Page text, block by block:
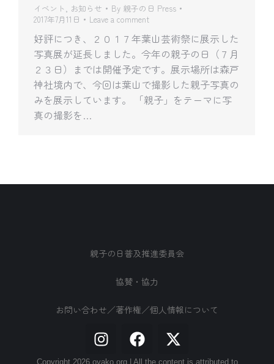
イベント , お知らせ By 親子の日 Press
2017年7月11日
Leave a comment
好評につき、２０１７年葉山芸術祭に展示した
写真展が延長しました。今年の親子の日（７月
２３日）までは開催予定です。展示場所は森戸
神社境内で、今回は葉山で撮影した親子写真の
みを展示しています。 「親子」をテーマに写
真の撮影を…
親子の日普及推進委員会
協賛・協力
お問い合わせ／著作権／個人情報について
Copyright 2026 oyako.org | All the content is attributed to